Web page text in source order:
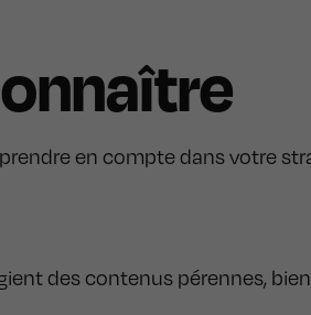
en compte dans votre
des contenus pérennes,